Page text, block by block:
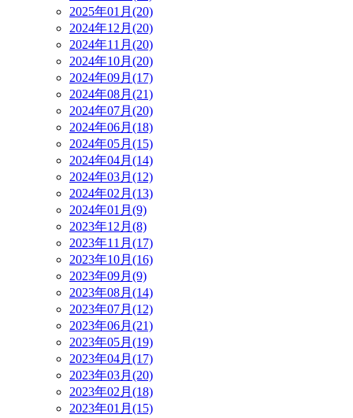
2025年01月(20)
2024年12月(20)
2024年11月(20)
2024年10月(20)
2024年09月(17)
2024年08月(21)
2024年07月(20)
2024年06月(18)
2024年05月(15)
2024年04月(14)
2024年03月(12)
2024年02月(13)
2024年01月(9)
2023年12月(8)
2023年11月(17)
2023年10月(16)
2023年09月(9)
2023年08月(14)
2023年07月(12)
2023年06月(21)
2023年05月(19)
2023年04月(17)
2023年03月(20)
2023年02月(18)
2023年01月(15)